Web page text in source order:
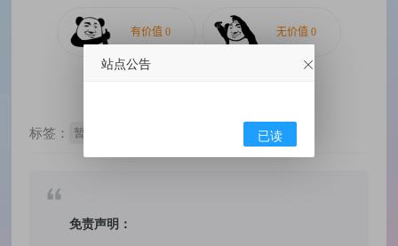
标签： 暂无标签
免责声明：
站点公告
已读